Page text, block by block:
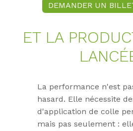
DEMANDER UN
ET LA
La performance n'est
hasard. Elle nécessite
d'application de colle
mais pas seulement :